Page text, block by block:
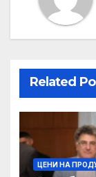
Related
ЦЕНИ НА